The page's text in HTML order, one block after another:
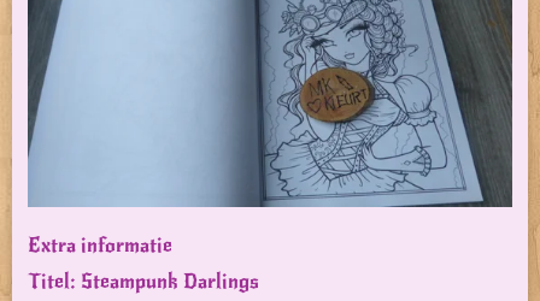
Extra informatie
Titel: Steampunk Darlings